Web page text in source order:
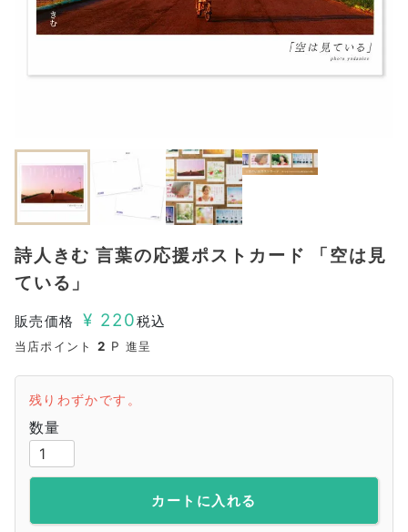
詩人きむ 言葉の応援ポストカード 「空は見
ている」
販売価格 ¥ 220税込
当店ポイント 2 P 進呈
残りわずかです。
カートに入れる